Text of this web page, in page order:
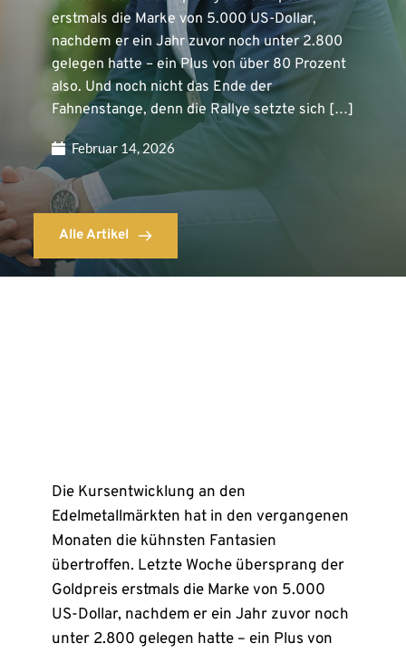
erstmals die Marke von 5.000 US-Dollar,
nachdem er ein Jahr zuvor noch unter 2.800
gelegen hatte – ein Plus von über 80 Prozent
also. Und noch nicht das Ende der
Fahnenstange, denn die Rallye setzte sich […]
Februar 14, 2026
Alle Artikel
Die Kursentwicklung an den
Edelmetallmärkten hat in den vergangenen
Monaten die kühnsten Fantasien
übertroffen. Letzte Woche übersprang der
Goldpreis erstmals die Marke von 5.000
US-Dollar, nachdem er ein Jahr zuvor noch
unter 2.800 gelegen hatte – ein Plus von